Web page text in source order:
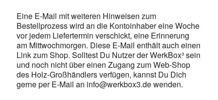
Eine E-Mail mit weiteren Hinweisen zum
Bestellprozess wird an die Kontoinhaber eine Woche
vor jedem Liefertermin verschickt, eine Erinnerung
am Mittwochmorgen. Diese E-Mail enthält auch einen
Link zum Shop. Solltest Du Nutzer der WerkBox³ sein
und noch nicht über einen Zugang zum Web-Shop
des Holz-Großhändlers verfügen, kannst Du Dich
gerne per E-Mail an info@werkbox3.de wenden.